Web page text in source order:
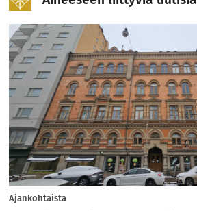
Ajankohtaista